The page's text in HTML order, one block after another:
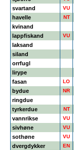
svartand
VU
havelle
NT
kvinand
lappfiskand
VU
laksand
siland
orrfugl
lirype
fasan
LO
bydue
NR
ringdue
tyrkerdue
NT
vannrikse
VU
sivhøne
VU
sothøne
VU
dvergdykker
EN